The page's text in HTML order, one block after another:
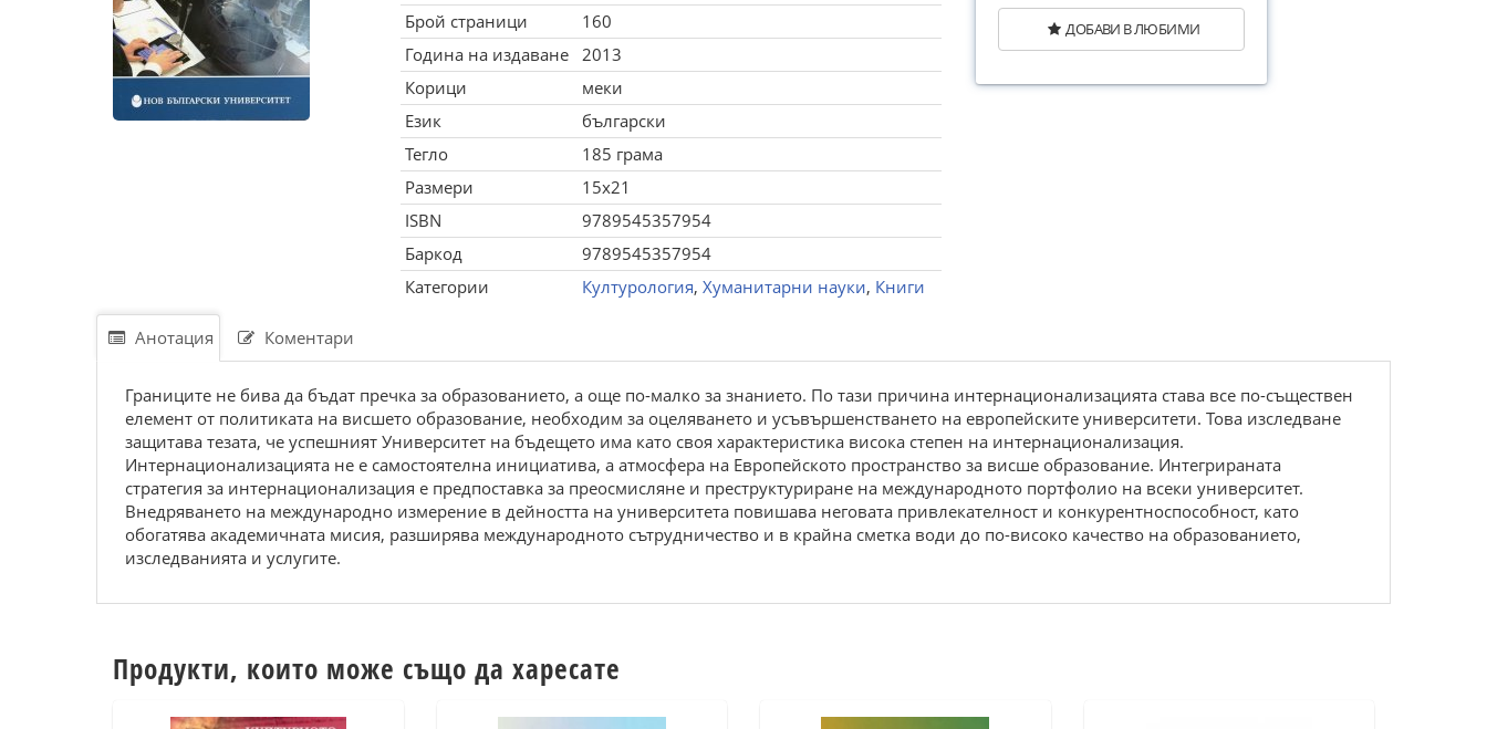
Брой страници
160
Година на издаване
2013
Корици
меки
Език
български
Тегло
185 грама
Размери
15x21
ISBN
9789545357954
Баркод
9789545357954
Категории
Културология, Хуманитарни науки, Книги
ДОБАВИ В ЛЮБИМИ
Анотация Коментари
Границите не бива да бъдат пречка за образованието, а още по-малко за знанието. По тази причина интернационализацията става все по-съществен
елемент от политиката на висшето образование, необходим за оцеляването и усъвършенстването на европейските университети. Това изследване
защитава тезата, че успешният Университет на бъдещето има като своя характеристика висока степен на интернационализация.
Интернационализацията не е самостоятелна инициатива, а атмосфера на Европейското пространство за висше образование. Интегрираната
стратегия за интернационализация е предпоставка за преосмисляне и преструктуриране на международното портфолио на всеки университет.
Внедряването на международно измерение в дейността на университета повишава неговата привлекателност и конкурентноспособност, като
обогатява академичната мисия, разширява международното сътрудничество и в крайна сметка води до по-високо качество на образованието,
изследванията и услугите.
Продукти, които може също да харесате